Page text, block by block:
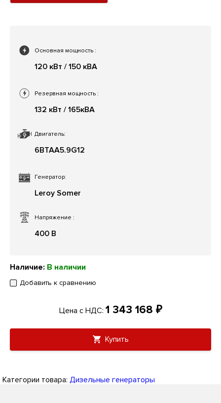
Основная мощность :
120 кВт / 150 кВА
Двигатель:
6BTAA5.9G12
Напряжение :
400 В
Резервная мощность :
132 кВт / 165кВА
Генератор:
Leroy Somer
Наличие: В наличии
Добавить к сравнению
Цена с НДС: 1 343 168 ₽
Купить
Категории товара: Дизельные генераторы